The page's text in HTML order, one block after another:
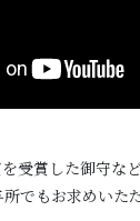
受賞した御守な
でもお求めいた